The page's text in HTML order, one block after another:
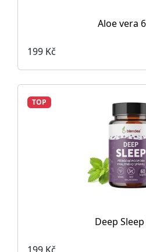
Aloe vera
199 Kč
TOP
Deep
199 Kč